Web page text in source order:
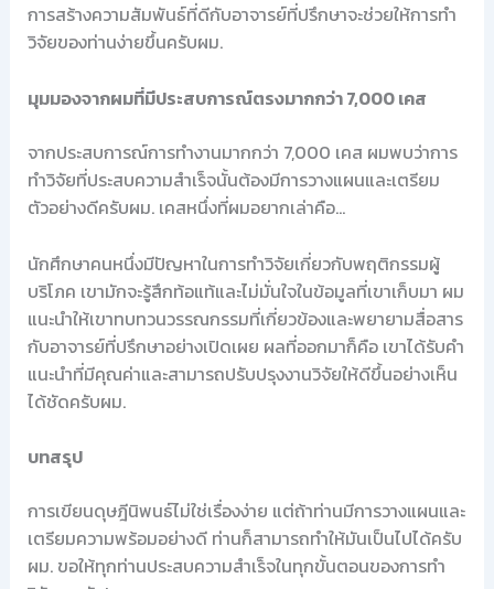
การสร้างความสัมพันธ์ที่ดีกับอาจารย์ที่ปรึกษาจะช่วยให้การทำ
วิจัยของท่านง่ายขึ้นครับผม.
มุมมองจากผมที่มีประสบการณ์ตรงมากกว่า 7,000 เคส
จากประสบการณ์การทำงานมากกว่า 7,000 เคส ผมพบว่าการ
ทำวิจัยที่ประสบความสำเร็จนั้นต้องมีการวางแผนและเตรียม
ตัวอย่างดีครับผม. เคสหนึ่งที่ผมอยากเล่าคือ…
นักศึกษาคนหนึ่งมีปัญหาในการทำวิจัยเกี่ยวกับพฤติกรรมผู้
บริโภค เขามักจะรู้สึกท้อแท้และไม่มั่นใจในข้อมูลที่เขาเก็บมา ผม
แนะนำให้เขาทบทวนวรรณกรรมที่เกี่ยวข้องและพยายามสื่อสาร
กับอาจารย์ที่ปรึกษาอย่างเปิดเผย ผลที่ออกมาก็คือ เขาได้รับคำ
แนะนำที่มีคุณค่าและสามารถปรับปรุงงานวิจัยให้ดีขึ้นอย่างเห็น
ได้ชัดครับผม.
บทสรุป
การเขียนดุษฎีนิพนธ์ไม่ใช่เรื่องง่าย แต่ถ้าท่านมีการวางแผนและ
เตรียมความพร้อมอย่างดี ท่านก็สามารถทำให้มันเป็นไปได้ครับ
ผม. ขอให้ทุกท่านประสบความสำเร็จในทุกขั้นตอนของการทำ